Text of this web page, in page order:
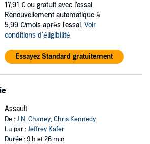
17,91 € ou gratuit avec l'essai.
Renouvellement automatique à
5,99 €/mois après l'essai. Voir
conditions d'éligibilité
Essayez Standard gratuitement
Assault
De :J.N. Chaney,Chris Kennedy
Lu par :Jeffrey Kafer
Durée : 9 h et 26 min